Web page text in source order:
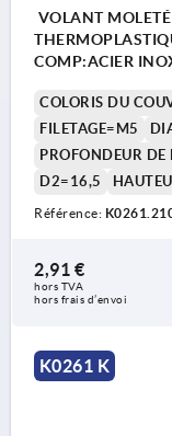
VOLANT
COMP:ACIER
COLORIS DU
FILETAGE=M5
PROFONDEUR DE
D2=16,5
Référence:
2,91 €
hors TVA
hors frais d’envoi
K0261 K